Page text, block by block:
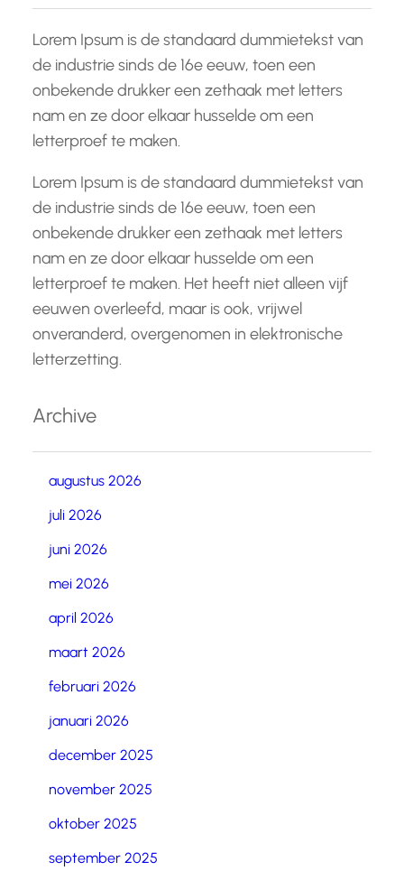
Lorem Ipsum is de standaard dummietekst van
de industrie sinds de 16e eeuw, toen een
onbekende drukker een zethaak met letters
nam en ze door elkaar husselde om een
letterproef te maken.
Lorem Ipsum is de standaard dummietekst van
de industrie sinds de 16e eeuw, toen een
onbekende drukker een zethaak met letters
nam en ze door elkaar husselde om een
letterproef te maken. Het heeft niet alleen vijf
eeuwen overleefd, maar is ook, vrijwel
onveranderd, overgenomen in elektronische
letterzetting.
Archive
augustus 2026
juli 2026
juni 2026
mei 2026
april 2026
maart 2026
februari 2026
januari 2026
december 2025
november 2025
oktober 2025
september 2025